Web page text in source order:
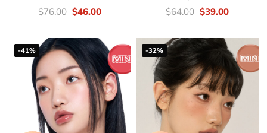
價
錢：
$76.00 Original
price
$76.00.
$46.00Current
$46.00.
價
錢：
$64.00 Original
price
$64.00.
$39.00Current
$39.00.
-41% -32%